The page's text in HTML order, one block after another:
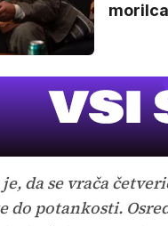
da se vrača
do potankosti.